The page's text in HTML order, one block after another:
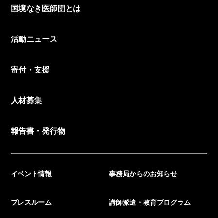
国境なき医師団とは
活動ニュース
寄付・支援
人材募集
報告書・発行物
イベント情報 事務局からのお知らせ
プレスルーム 講師派遣・教育プログラム